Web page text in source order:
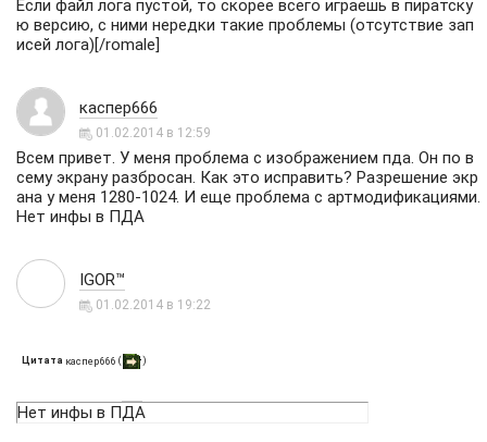
Если файл лога пустой, то скорее всего играешь в пиратску
ю версию, с ними нередки такие проблемы (отсутствие зап
исей лога)[/romale]
каспер666
01.02.2014 в 12:59
Всем привет. У меня проблема с изображением пда. Он по в
сему экрану разбросан. Как это исправить? Разрешение экр
ана у меня 1280-1024. И еще проблема с артмодификациями.
Нет инфы в ПДА
IGOR™
01.02.2014 в 19:22
Цитата каспер666 ( )
Нет инфы в ПДА